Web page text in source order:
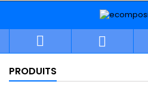
 
PRODUITS